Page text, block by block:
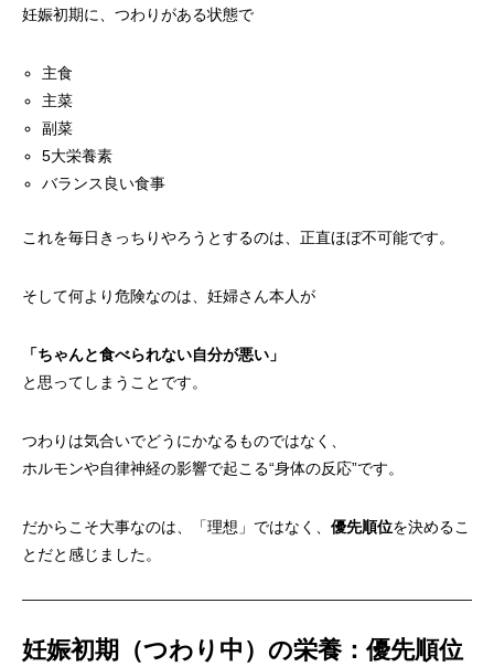
妊娠初期に、つわりがある状態で
主食
主菜
副菜
5大栄養素
バランス良い食事
これを毎日きっちりやろうとするのは、正直ほぼ不可能です。
そして何より危険なのは、妊婦さん本人が
「ちゃんと食べられない自分が悪い」
と思ってしまうことです。
つわりは気合いでどうにかなるものではなく、
ホルモンや自律神経の影響で起こる“身体の反応”です。
だからこそ大事なのは、「理想」ではなく、 優先順位を決めるこ
とだと感じました。
妊娠初期（つわり中）の栄養：優先順位